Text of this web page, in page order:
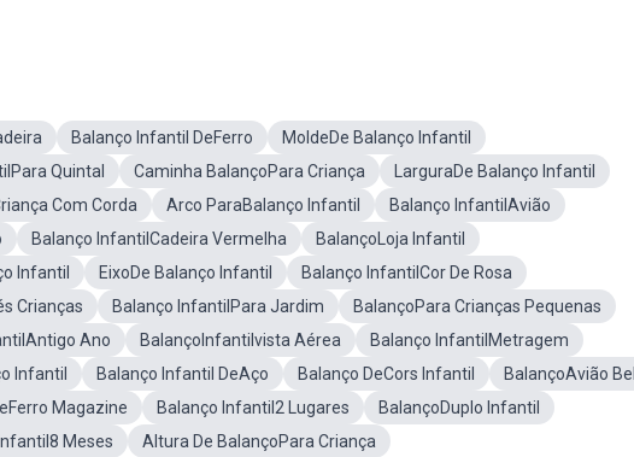
Balanço Infantil DeFerro
MoldeDe Balanço Infantil
Quintal Caminha BalançoPara Criança
LarguraDe Balanço Infantil
Com Corda Arco ParaBalanço Infantil
Balanço InfantilAvião
Balanço InfantilCadeira Vermelha
BalançoLoja Infantil
Infantil EixoDe Balanço Infantil
Balanço InfantilCor De Rosa
Crianças Balanço InfantilPara Jardim
BalançoPara Crianças Pequenas
Ano BalançoInfantilvista Aérea
Balanço InfantilMetragem
Infantil Balanço Infantil DeAço Balanço DeCors Infantil
BalançoAvião
Magazine Balanço Infantil2 Lugares
BalançoDuplo Infantil
Meses
Altura De BalançoPara Criança